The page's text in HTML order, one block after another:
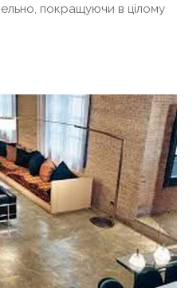
покращуючи в цілому